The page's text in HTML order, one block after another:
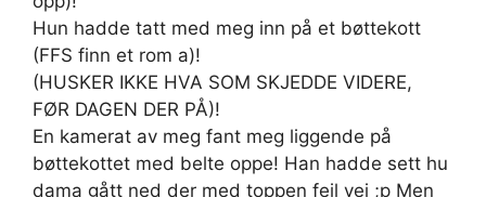
Hun hadde tatt med meg inn på et bøttekott
(FFS finn et rom a)!
(HUSKER IKKE HVA SOM SKJEDDE VIDERE,
FØR DAGEN DER PÅ)!
En kamerat av meg fant meg liggende på
bøttekottet med belte oppe! Han hadde sett hu
dama gått ned der med toppen feil vei ;p Men